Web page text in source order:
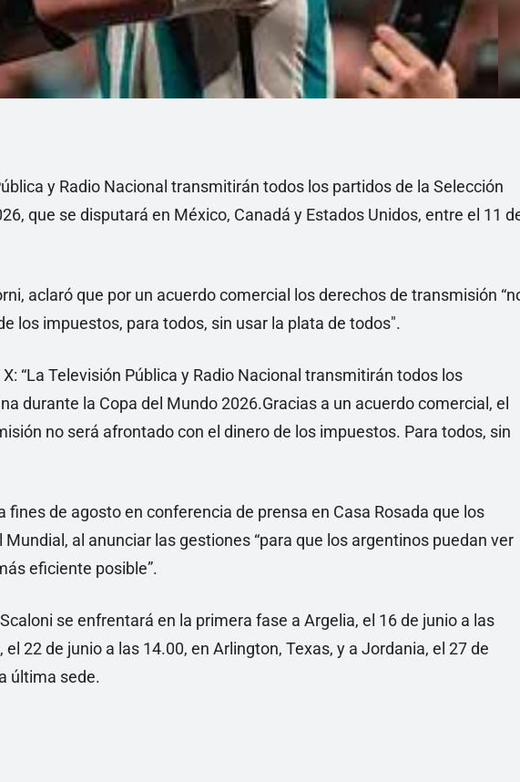
y Radio Nacional transmitirán todos los partidos de la Selección
que se disputará en México, Canadá y Estados Unidos, entre el 11
aclaró que por un acuerdo comercial los derechos de transmisión
los impuestos, para todos, sin usar la plata de todos".
“La Televisión Pública y Radio Nacional transmitirán todos los
durante la Copa del Mundo 2026.Gracias a un acuerdo comercial, el
no será afrontado con el dinero de los impuestos. Para todos, sin
fines de agosto en conferencia de prensa en Casa Rosada que los
al anunciar las gestiones “para que los argentinos puedan ver
eficiente posible”.
se enfrentará en la primera fase a Argelia, el 16 de junio a las
22 de junio a las 14.00, en Arlington, Texas, y a Jordania, el 27 de
última sede.